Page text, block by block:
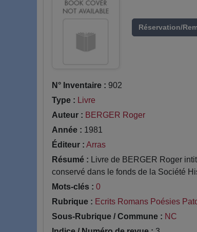
Réservation/
N° Inventaire : 902
Type : Livre
Auteur : BERGER Roger
Année : 1981
Éditeur : Arras
Résumé : Livre de BERGER Roger
conservé dans le fonds de la Société
Mots-clés : 0
Rubrique : Ecrits Romans Poésies
Sous-Rubrique / Commune : NC